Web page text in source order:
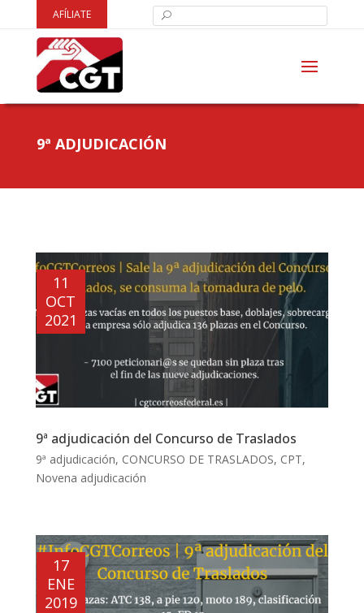
AFÍLIATE
9ª ADJUDICACIÓN
9ª adjudicación del Concurso de Traslados
11
OCT
2021
9ª adjudicación, CONCURSO DE TRASLADOS, CPT,
Novena adjudicación
17
ENE
2019